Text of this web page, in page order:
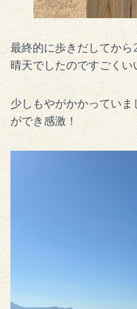
最終的に歩きだしてか
晴天でしたのですごく
少しもやがかかってい
ができ感激！